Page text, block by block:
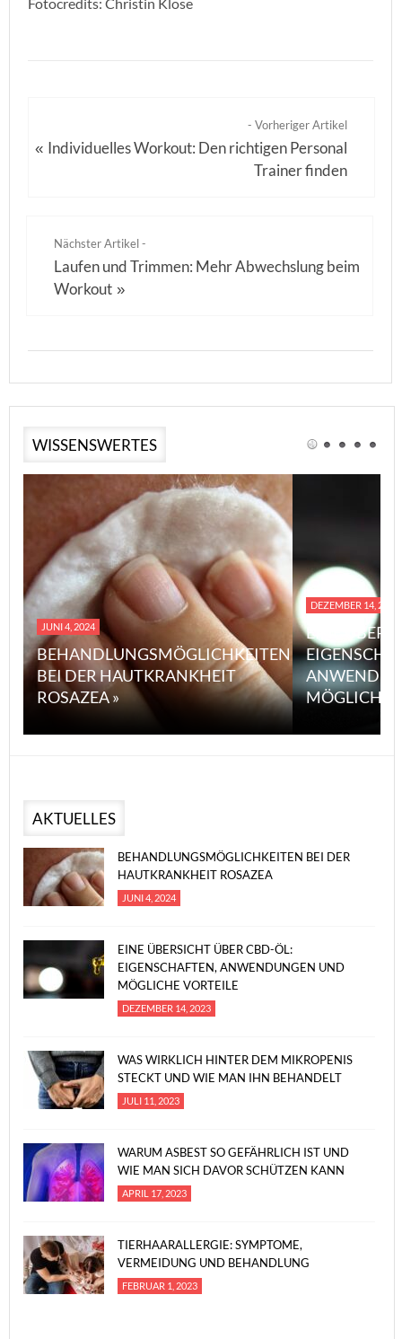
- Vorheriger Artikel
« Individuelles Workout: Den richtigen Personal
Trainer finden
Nächster Artikel -
Laufen und Trimmen: Mehr Abwechslung beim
Workout »
WISSENSWERTES
JUNI 4, 2024
BEHANDLUNGSMÖGLICHKEITEN
BEI DER HAUTKRANKHEIT
ROSAZEA »
DEZEMBER 14, 2023
EINE
MÖGLICHE
AKTUELLES
BEHANDLUNGSMÖGLICHKEITEN BEI DER
HAUTKRANKHEIT ROSAZEA
JUNI 4, 2024
EINE ÜBERSICHT ÜBER CBD-ÖL:
EIGENSCHAFTEN, ANWENDUNGEN UND
MÖGLICHE VORTEILE
DEZEMBER 14, 2023
WAS WIRKLICH HINTER DEM MIKROPENIS
STECKT UND WIE MAN IHN BEHANDELT
JULI 11, 2023
WARUM ASBEST SO GEFÄHRLICH IST UND
WIE MAN SICH DAVOR SCHÜTZEN KANN
APRIL 17, 2023
TIERHAARALLERGIE: SYMPTOME,
VERMEIDUNG UND BEHANDLUNG
FEBRUAR 1, 2023